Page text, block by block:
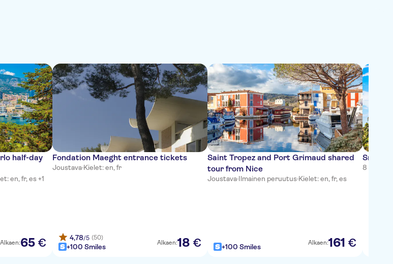
half-day
en, fr, es +1
Alkaen:65 €
Fondation Maeght entrance tickets
Joustava·Kielet: en, fr
4,78/5 (50)
+100 Smiles Alkaen:18 €
Saint Tropez and Port Grimaud shared
tour from Nice
Joustava·Ilmainen peruutus·Kielet: en, fr, es
+100 Smiles Alkaen:161 €
Small
8 tuntia